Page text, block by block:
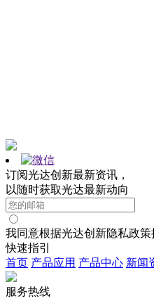
订阅光达创新最新资讯，
以随时获取光达最新动向
我同意根据光达创新隐私政
快速指引
首页 产品应用 产品中心 新闻
服务热线